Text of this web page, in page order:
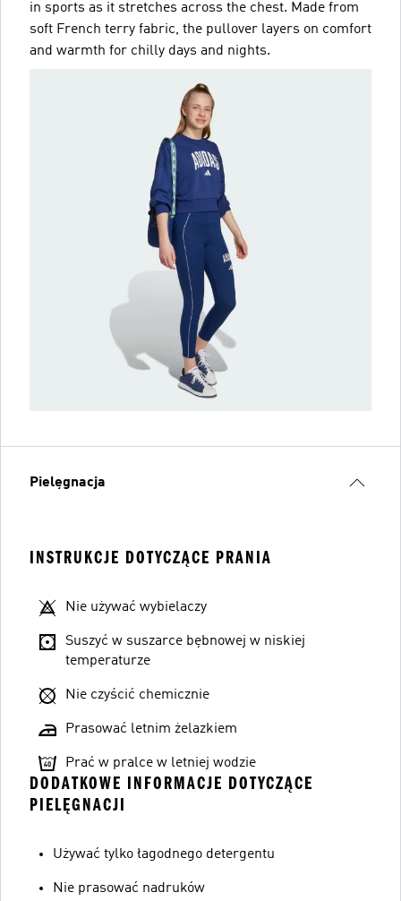
in sports as it stretches across the chest. Made from
soft French terry fabric, the pullover layers on comfort
and warmth for chilly days and nights.
Pielęgnacja
INSTRUKCJE DOTYCZĄCE PRANIA
Nie używać wybielaczy
Suszyć w suszarce bębnowej w niskiej
temperaturze
Nie czyścić chemicznie
Prasować letnim żelazkiem
Prać w pralce w letniej wodzie
DODATKOWE INFORMACJE DOTYCZĄCE
PIELĘGNACJI
Używać tylko łagodnego detergentu
Nie prasować nadruków